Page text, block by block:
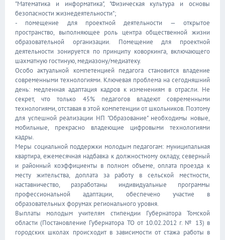
"Математика и информатика", "Физическая культура и основы
безопасности жизнедеятельности";
- помещение для проектной деятельности — открытое
пространство, выполняющее роль центра общественной жизни
образовательной организации. Помещение для проектной
деятельности зонируется по принципу коворкинга, включающего
шахматную гостиную, медиазону/медиатеку.
Особо актуальной компетенцией педагога становится владение
современными технологиями. Ключевая проблема на сегодняшний
день: медленная адаптация кадров к изменениям в отрасли. Не
секрет, что только 45% педагогов владеют современными
технологиями, отставая в этой компетенции от школьников. Поэтому
для успешной реализации НП "Образование" необходимы новые,
мобильные, прекрасно владеющие цифровыми технологиями
кадры.
Меры социальной поддержки молодым педагогам: муниципальная
квартира, ежемесячная надбавка к должностному окладу, северный
и районный коэффициенты в полном объеме, оплата проезда к
месту жительства, доплата за работу в сельской местности,
наставничество, разработаны индивидуальные программы
профессиональной адаптации, обеспечено участие в
образовательных форумах регионального уровня.
Выплаты молодым учителям стипендии Губернатора Томской
области (Постановление Губернатора ТО от 10.02.2012 г. № 13) в
городских школах происходит в зависимости от стажа работы в